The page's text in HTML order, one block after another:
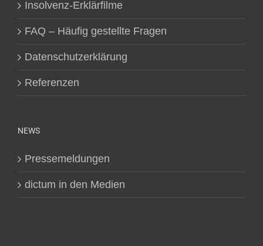
Insolvenz-Erklärfilme
FAQ – Häufig gestellte Fragen
Datenschutzerklärung
Referenzen
NEWS
Pressemeldungen
dictum in den Medien